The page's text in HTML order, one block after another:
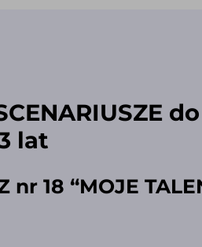
lat
nr 18 “MOJE